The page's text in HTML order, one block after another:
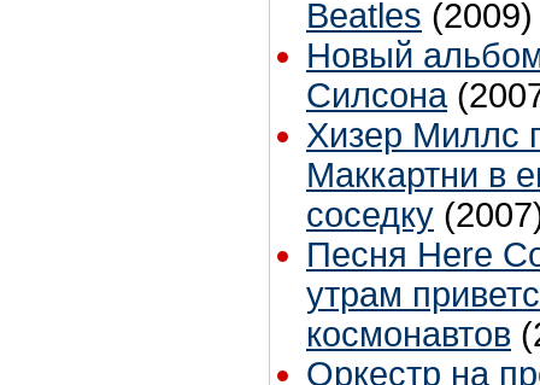
Beatles (2009)
Новый
Силсона
Хизер Миллс
Маккартни в
соседку
Песня Here
утрам
космонавтов
Оркестр на